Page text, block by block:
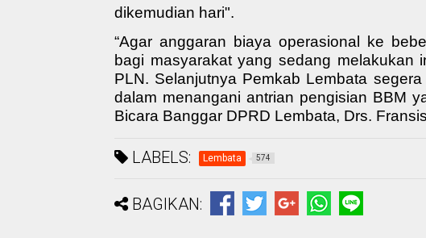
dikemudian hari".
“Agar anggaran biaya operasional ke
bagi masyarakat yang sedang me lakukan
PLN. Selanjutnya Pemkab Lembata
dalam menangani antrian pengisian BBM
Bicara Banggar DPRD Lembata, Drs.
LABELS: Lembata 574
BAGIKAN: